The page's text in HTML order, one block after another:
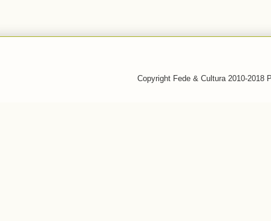
Copyright Fede & Cultura 2010-2018